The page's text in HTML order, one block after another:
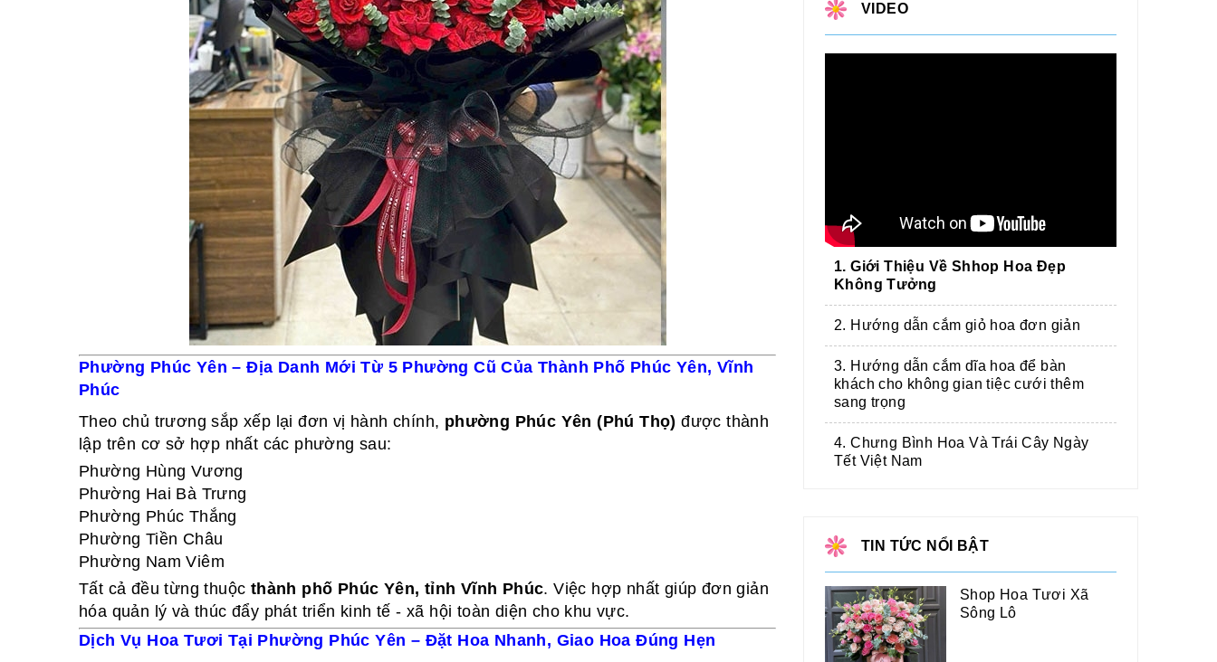
Phường Phúc Yên – Địa Danh Mới Từ 5 Phường Cũ Của Thành Phố Phúc Yên, Vĩnh
Phúc
Theo chủ trương sắp xếp lại đơn vị hành chính, phường Phúc Yên (Phú Thọ) được thành
lập trên cơ sở hợp nhất các phường sau:
Phường Hùng Vương
Phường Hai Bà Trưng
Phường Phúc Thắng
Phường Tiền Châu
Phường Nam Viêm
Tất cả đều từng thuộc thành phố Phúc Yên, tỉnh Vĩnh Phúc. Việc hợp nhất giúp đơn giản
hóa quản lý và thúc đẩy phát triển kinh tế - xã hội toàn diện cho khu vực.
Dịch Vụ Hoa Tươi Tại Phường Phúc Yên – Đặt Hoa Nhanh, Giao Hoa Đúng Hẹn
VIDEO
1. Giới Thiệu Về Shhop Hoa Đẹp
Không Tưởng
2. Hướng dẫn cắm giỏ hoa đơn giản
3. Hướng dẫn cắm dĩa hoa để bàn
khách cho không gian tiệc cưới thêm
sang trọng
4. Chưng Bình Hoa Và Trái Cây Ngày
Tết Việt Nam
TIN TỨC NỔI BẬT
Shop Hoa Tươi Xã
Sông Lô